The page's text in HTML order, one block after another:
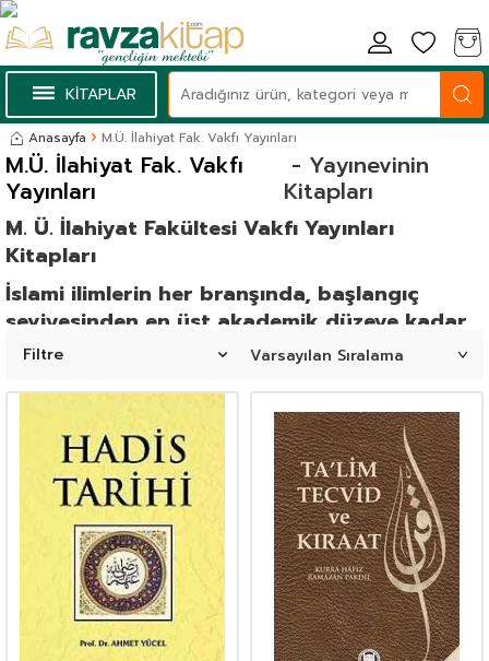
KİTAPLAR
Anasayfa M.Ü. İlahiyat Fak. Vakfı Yayınları
- Yayınevinin
Kitapları
M.Ü. İlahiyat Fak. Vakfı
Yayınları
M. Ü. İlahiyat Fakültesi Vakfı Yayınları
Kitapları
İslami ilimlerin her branşında, başlangıç
seviyesinden en üst akademik düzeye kadar
güvenilir bir kılavuz arıyorsanız, doğru
kelama, Arapçadan felsefeye uzanan geniş
yelpazesiyle, öğrenciler ve araştırmacılar için
vazgeçilmez bir kaynak olan bu yayınevi,
alanının otorite isimlerinin en seçkin
eserlerini titizlikle okurlarına sunar. İlahiyat
camiasının göz bebeği olan kitaplarıyla,
ilminize ilham katın.
Filtre